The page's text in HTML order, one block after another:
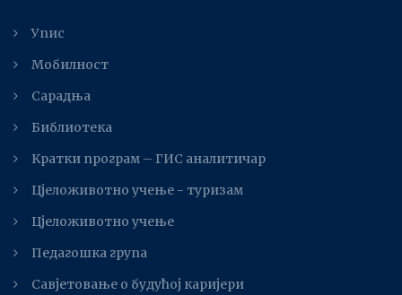
Упис
Мобилност
Сарадња
Библиотека
Kратки програм – ГИС аналитичар
Цјеложивотно учење - туризам
Цјеложивотно учење
Педагошка група
Савјетовање о будућој каријери